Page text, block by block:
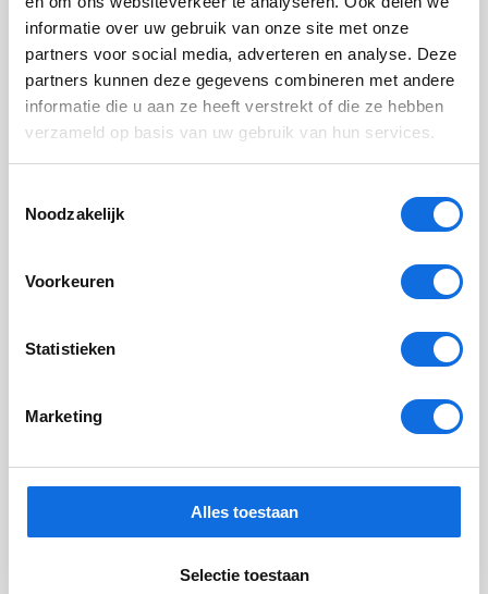
informatie over uw gebruik van onze site met onze
partners voor social media, adverteren en analyse. Deze
partners kunnen deze gegevens combineren met andere
informatie die u aan ze heeft verstrekt of die ze hebben
verzameld op basis van uw gebruik van hun services.
Noodzakelijk
Voorkeuren
Statistieken
Marketing
Alles toestaan
Selectie toestaan
haar kon doen.
Traumabehandeling voor jongeren met
een LVB vraagt net iets anders
Hoe werkt EMDR?
Wat is de CAPS-CA?
Wat is TF-CBT?
Esther Bontekoe en Semra Tunc
Maatwerk, geduld en